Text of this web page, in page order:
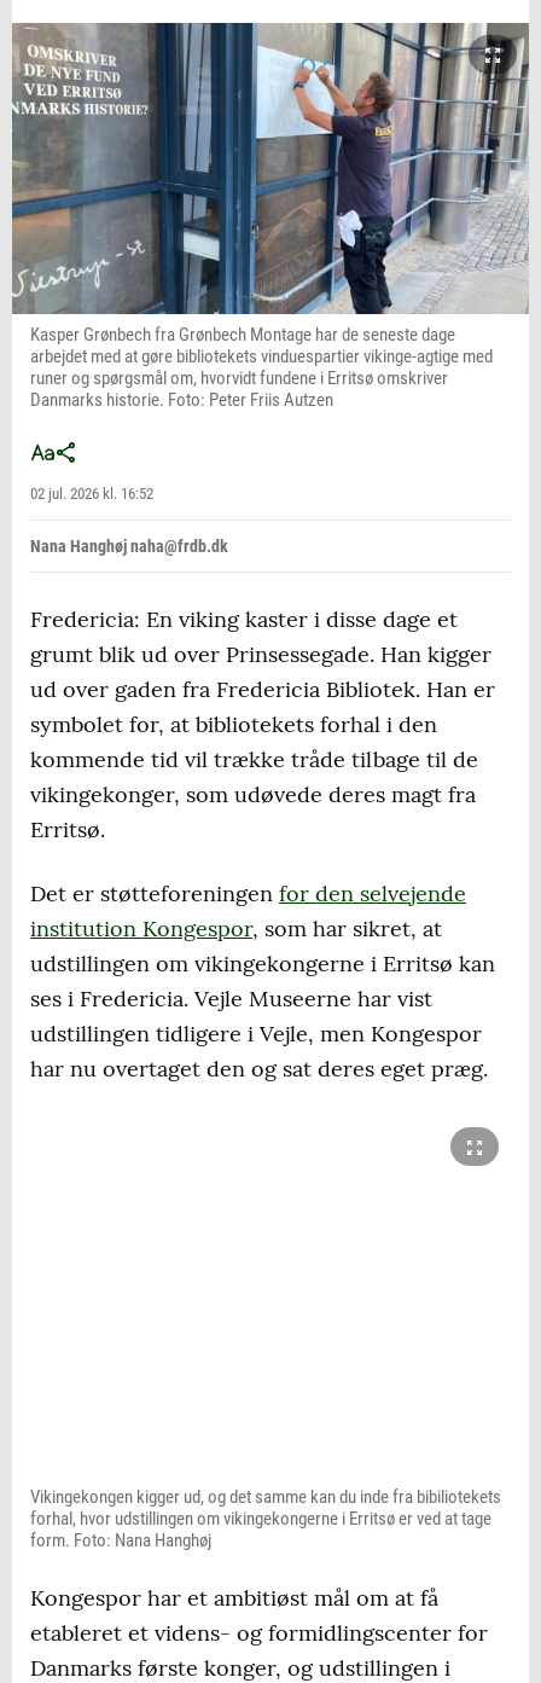
Kasper Grønbech fra Grønbech Montage har de seneste dage
arbejdet med at gøre bibliotekets vinduespartier vikinge-agtige med
runer og spørgsmål om, hvorvidt fundene i Erritsø omskriver
Danmarks historie. Foto: Peter Friis Autzen
02 jul. 2026 kl. 16:52
Nana Hanghøj naha@frdb.dk
Fredericia: En viking kaster i disse dage et
grumt blik ud over Prinsessegade. Han kigger
ud over gaden fra Fredericia Bibliotek. Han er
symbolet for, at bibliotekets forhal i den
kommende tid vil trække tråde tilbage til de
vikingekonger, som udøvede deres magt fra
Erritsø.
Det er støtteforeningen for den selvejende
institution Kongespor, som har sikret, at
udstillingen om vikingekongerne i Erritsø kan
ses i Fredericia. Vejle Museerne har vist
udstillingen tidligere i Vejle, men Kongespor
har nu overtaget den og sat deres eget præg.
Vikingekongen kigger ud, og det samme kan du inde fra bibiliotekets
forhal, hvor udstillingen om vikingekongerne i Erritsø er ved at tage
form. Foto: Nana Hanghøj
Kongespor har et ambitiøst mål om at få
etableret et videns- og formidlingscenter for
Danmarks første konger, og udstillingen i